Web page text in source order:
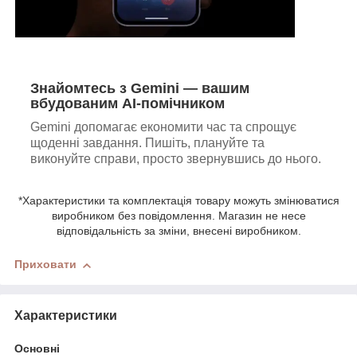
Знайомтесь з Gemini — вашим
вбудованим AI-помічником
Gemini допомагає економити час та спрощує
щоденні завдання. Пишіть, плануйте та
виконуйте справи, просто звернувшись до нього.
*Характеристики та комплектація товару можуть змінюватися
виробником без повідомлення. Магазин не несе
відповідальність за зміни, внесені виробником.
Приховати
Характеристики
Основні